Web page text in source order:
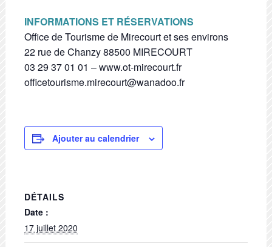
INFORMATIONS ET RÉSERVATIONS
Office de Tourisme de Mirecourt et ses environs
22 rue de Chanzy 88500 MIRECOURT
03 29 37 01 01 – www.ot-mirecourt.fr
officetourisme.mirecourt@wanadoo.fr
Ajouter au calendrier
DÉTAILS
Date :
17 juillet 2020